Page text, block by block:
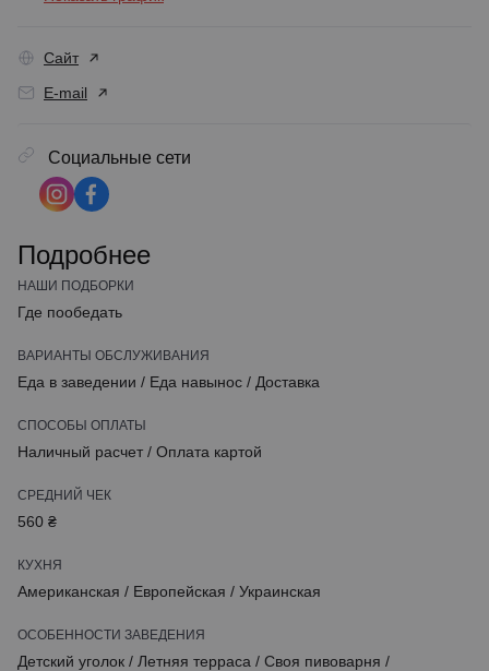
Сайт
E-mail
Социальные сети
Подробнее
НАШИ ПОДБОРКИ
Где пообедать
ВАРИАНТЫ ОБСЛУЖИВАНИЯ
Еда в заведении / Еда навынос / Доставка
СПОСОБЫ ОПЛАТЫ
Наличный расчет / Оплата картой
СРЕДНИЙ ЧЕК
560 ₴
КУХНЯ
Американская / Европейская / Украинская
ОСОБЕННОСТИ ЗАВЕДЕНИЯ
Детский уголок / Летняя терраса / Своя пивоварня /